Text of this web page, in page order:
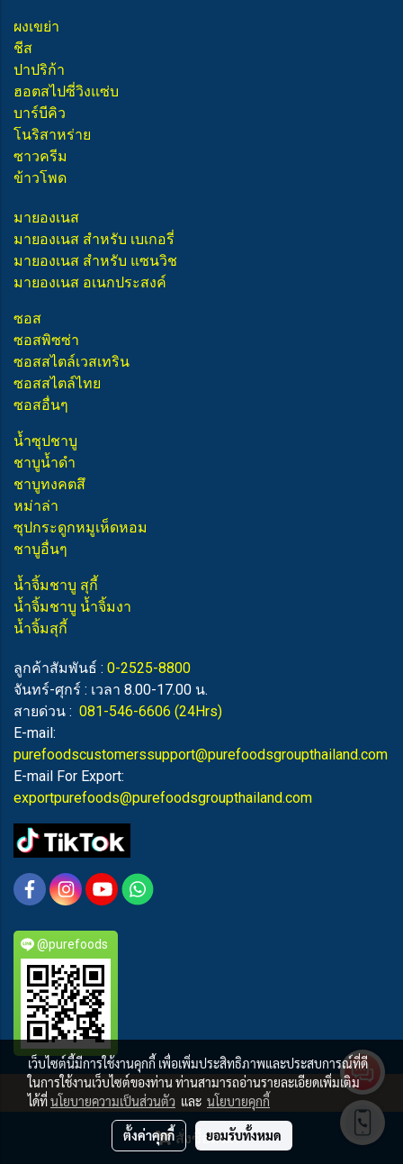
สั่งซื้อสินค้า
ผงเขย่า
ชีส
ปาปริก้า
ฮอตสไปซี่วิงแซ่บ
บาร์บีคิว
โนริสาหร่าย
ซาวครีม
ข้าวโพด
มายองเนส
มายองเนส สำหรับ เบเกอรี่
มายองเนส สำหรับ แซนวิช
มายองเนส อเนกประสงค์
ซอส
ซอสพิซซ่า
ซอสสไตล์เวสเทริน
ซอสสไตล์ไทย
ซอสอื่นๆ
น้ำซุปชาบู
ชาบูน้ำดำ
ชาบูทงคตสึ
หม่าล่า
ซุปกระดูกหมูเห็ดหอม
ชาบูอื่นๆ
น้ำจิ้มชาบู สุกี้
น้ำจิ้มชาบู น้ำจิ้มงา
น้ำจิ้มสุกี้
ลูกค้าสัมพันธ์ : 0-2525-8800
จันทร์-ศุกร์ : เวลา 8.00-17.00 น.
สายด่วน : 081-546-6606 (24Hrs)
E-mail:
purefoodscustomerssupport@purefoodsgroupthailand.com
E-mail For Export:
exportpurefoods@purefoodsgroupthailand.com
@purefoods
PUREFOODS
ผู้เข้าชมวันนี้
7,580
เว็บไซต์นี้มีการใช้งานคุกกี้ เพื่อเพิ่มประสิทธิภาพและประสบการณ์ที่ดี
ในการใช้งานเว็บไซต์ของท่าน ท่านสามารถอ่านรายละเอียดเพิ่มเติม
ได้ที่นโยบายความเป็นส่วนตัว และ นโยบายคุกกี้
ตั้งค่าคุกกี้ ยอมรับทั้งหมด